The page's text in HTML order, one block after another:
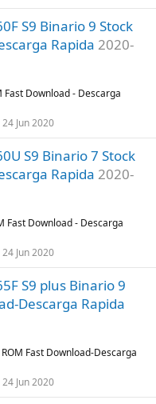
S9 Binario 9 Stock
Rapida 2020-
Fast Download - Descarga
24 Jun 2020
S9 Binario 7 Stock
Rapida 2020-
Fast Download - Descarga
24 Jun 2020
S9 plus Binario 9
Descarga Rapida
Fast Download-Descarga
24 Jun 2020